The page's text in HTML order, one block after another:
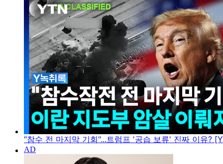
"참수 전 마지막 기회"...트럼프 '공습 보류' 진짜 이유?